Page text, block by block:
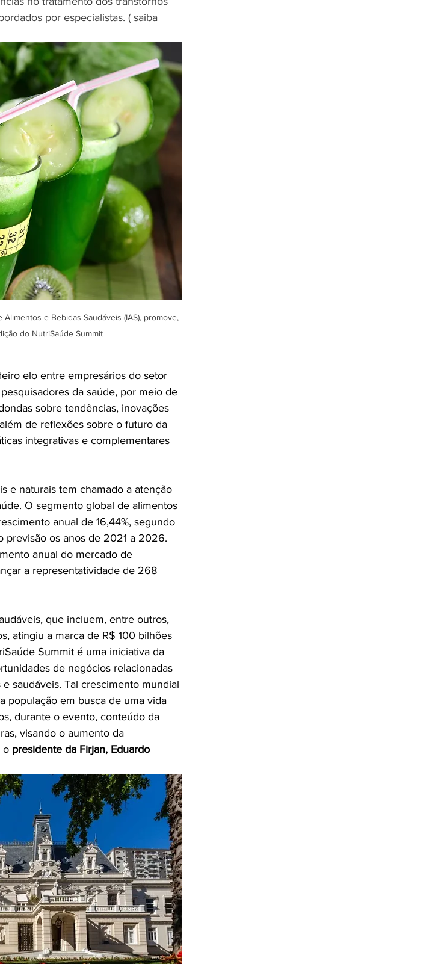
por especialistas. ( saiba
e Bebidas Saudáveis (IAS), promove,
do NutriSaúde Summit
elo entre empresários do setor
da saúde, por meio de
sobre tendências, inovações
de reflexões sobre o futuro da
integrativas e complementares
e naturais tem chamado a atenção
O segmento global de alimentos
anual de 16,44%, segundo
previsão os anos de 2021 a 2026.
anual do mercado de
a representatividade de 268
que incluem, entre outros,
atingiu a marca de R$ 100 bilhões
Summit é uma iniciativa da
de negócios relacionadas
saudáveis. Tal crescimento mundial
população em busca de uma vida
durante o evento, conteúdo da
visando o aumento da
o presidente da Firjan, Eduardo